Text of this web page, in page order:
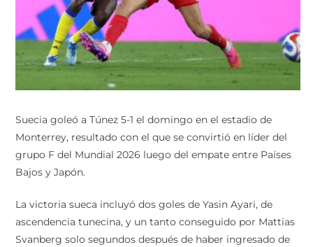
Suecia goleó a Túnez 5-1 el domingo en el estadio de
Monterrey, resultado con el que se convirtió en líder del
grupo F del Mundial 2026 luego del empate entre Países
Bajos y Japón.
La victoria sueca incluyó dos goles de Yasin Ayari, de
ascendencia tunecina, y un tanto conseguido por Mattias
Svanberg solo segundos después de haber ingresado de